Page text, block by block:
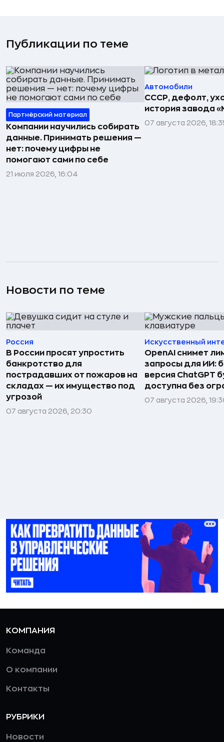
Публикации по теме
Партнёрский материал
Компании научились собирать
данные. Принимать решения —
нет: почему цифры не
помогают сами по себе
21 июля 2026, 16:04
Автомобили
СССР, дефолт,
история завода
07 августа 2026,
Новости по теме
Россия
В России просят упростить
банкротство для
пострадавших от пожаров на
складах — их имущество под
угрозой
07 августа 2026, 20:30
Искусственный
OpenAI снимет
запросы для ИИ:
версия ChatGPT
доступна без
07 августа 2026,
КОМПАНИЯ
Команда
О компании
Контакты
РУБРИКИ
Новости